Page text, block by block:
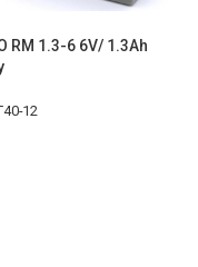
RM 1.3-6 6V/ 1.3Ah
12